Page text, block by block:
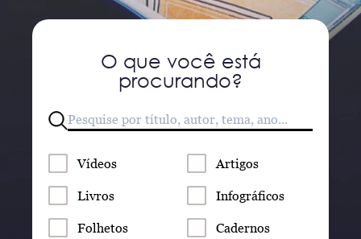
O que você está
procurando?
Vídeos Artigos
Livros Infográficos
Folhetos Cadernos